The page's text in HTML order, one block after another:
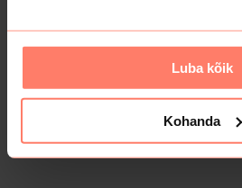
Luba kõik
Kohanda